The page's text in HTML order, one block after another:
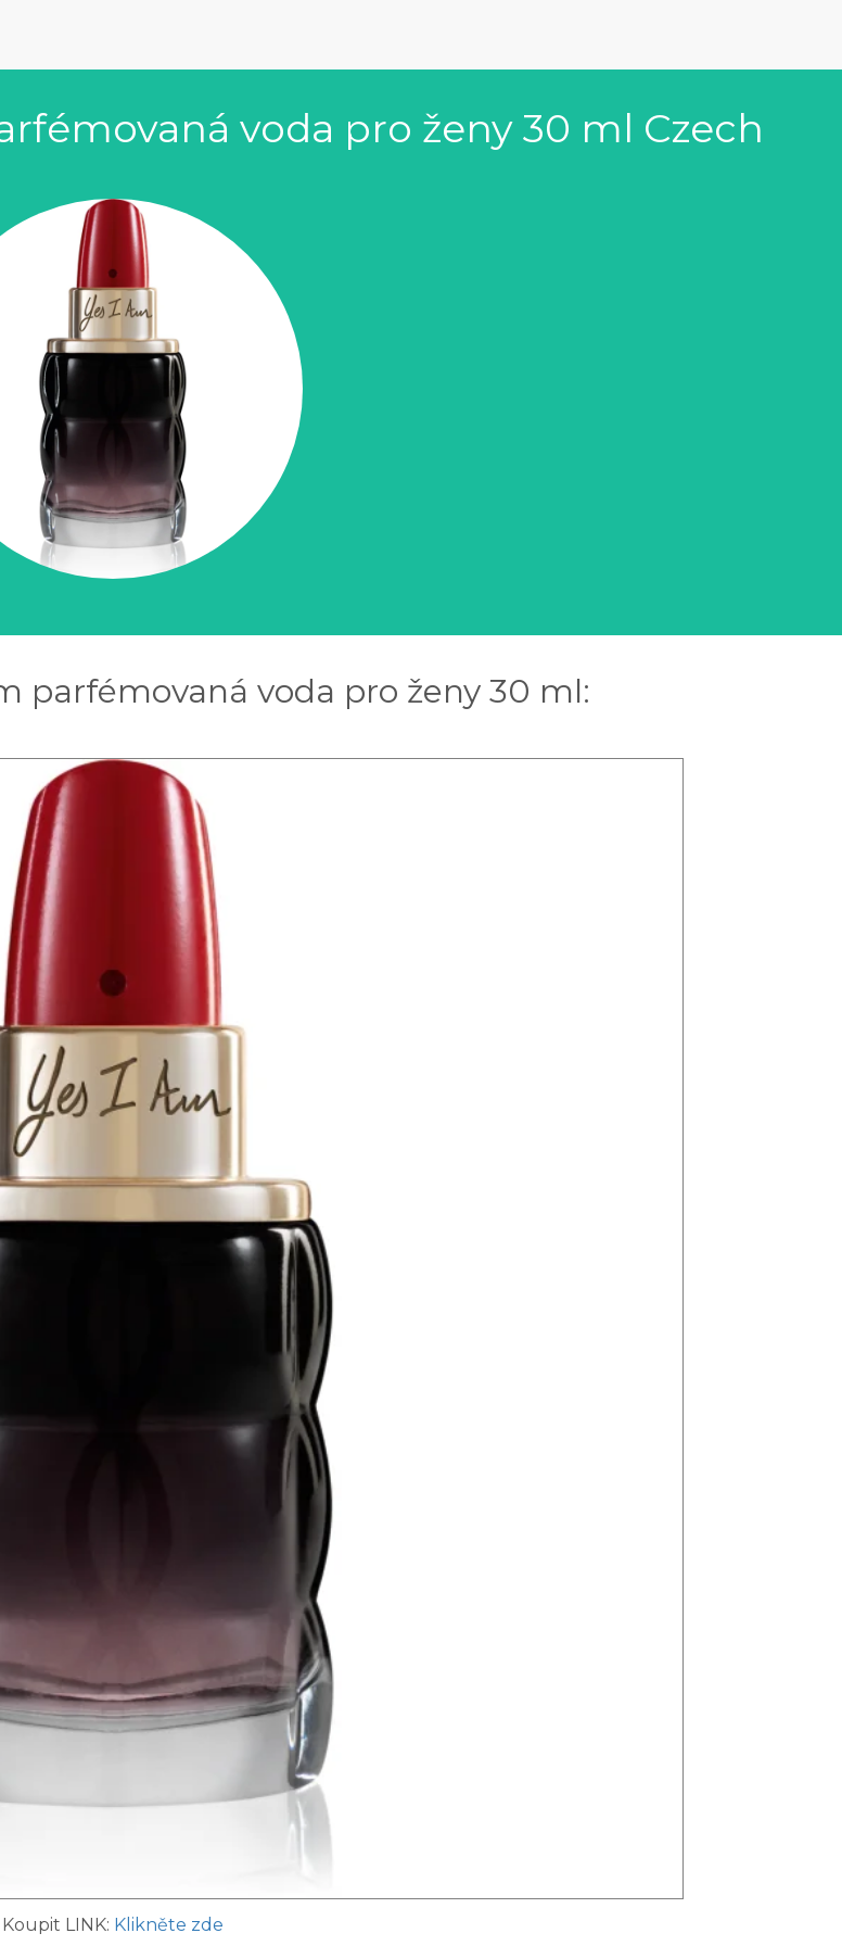
voda pro ženy 30 ml Czech
parfémovaná voda pro ženy 30 ml:
Koupit LINK: Klikněte zde